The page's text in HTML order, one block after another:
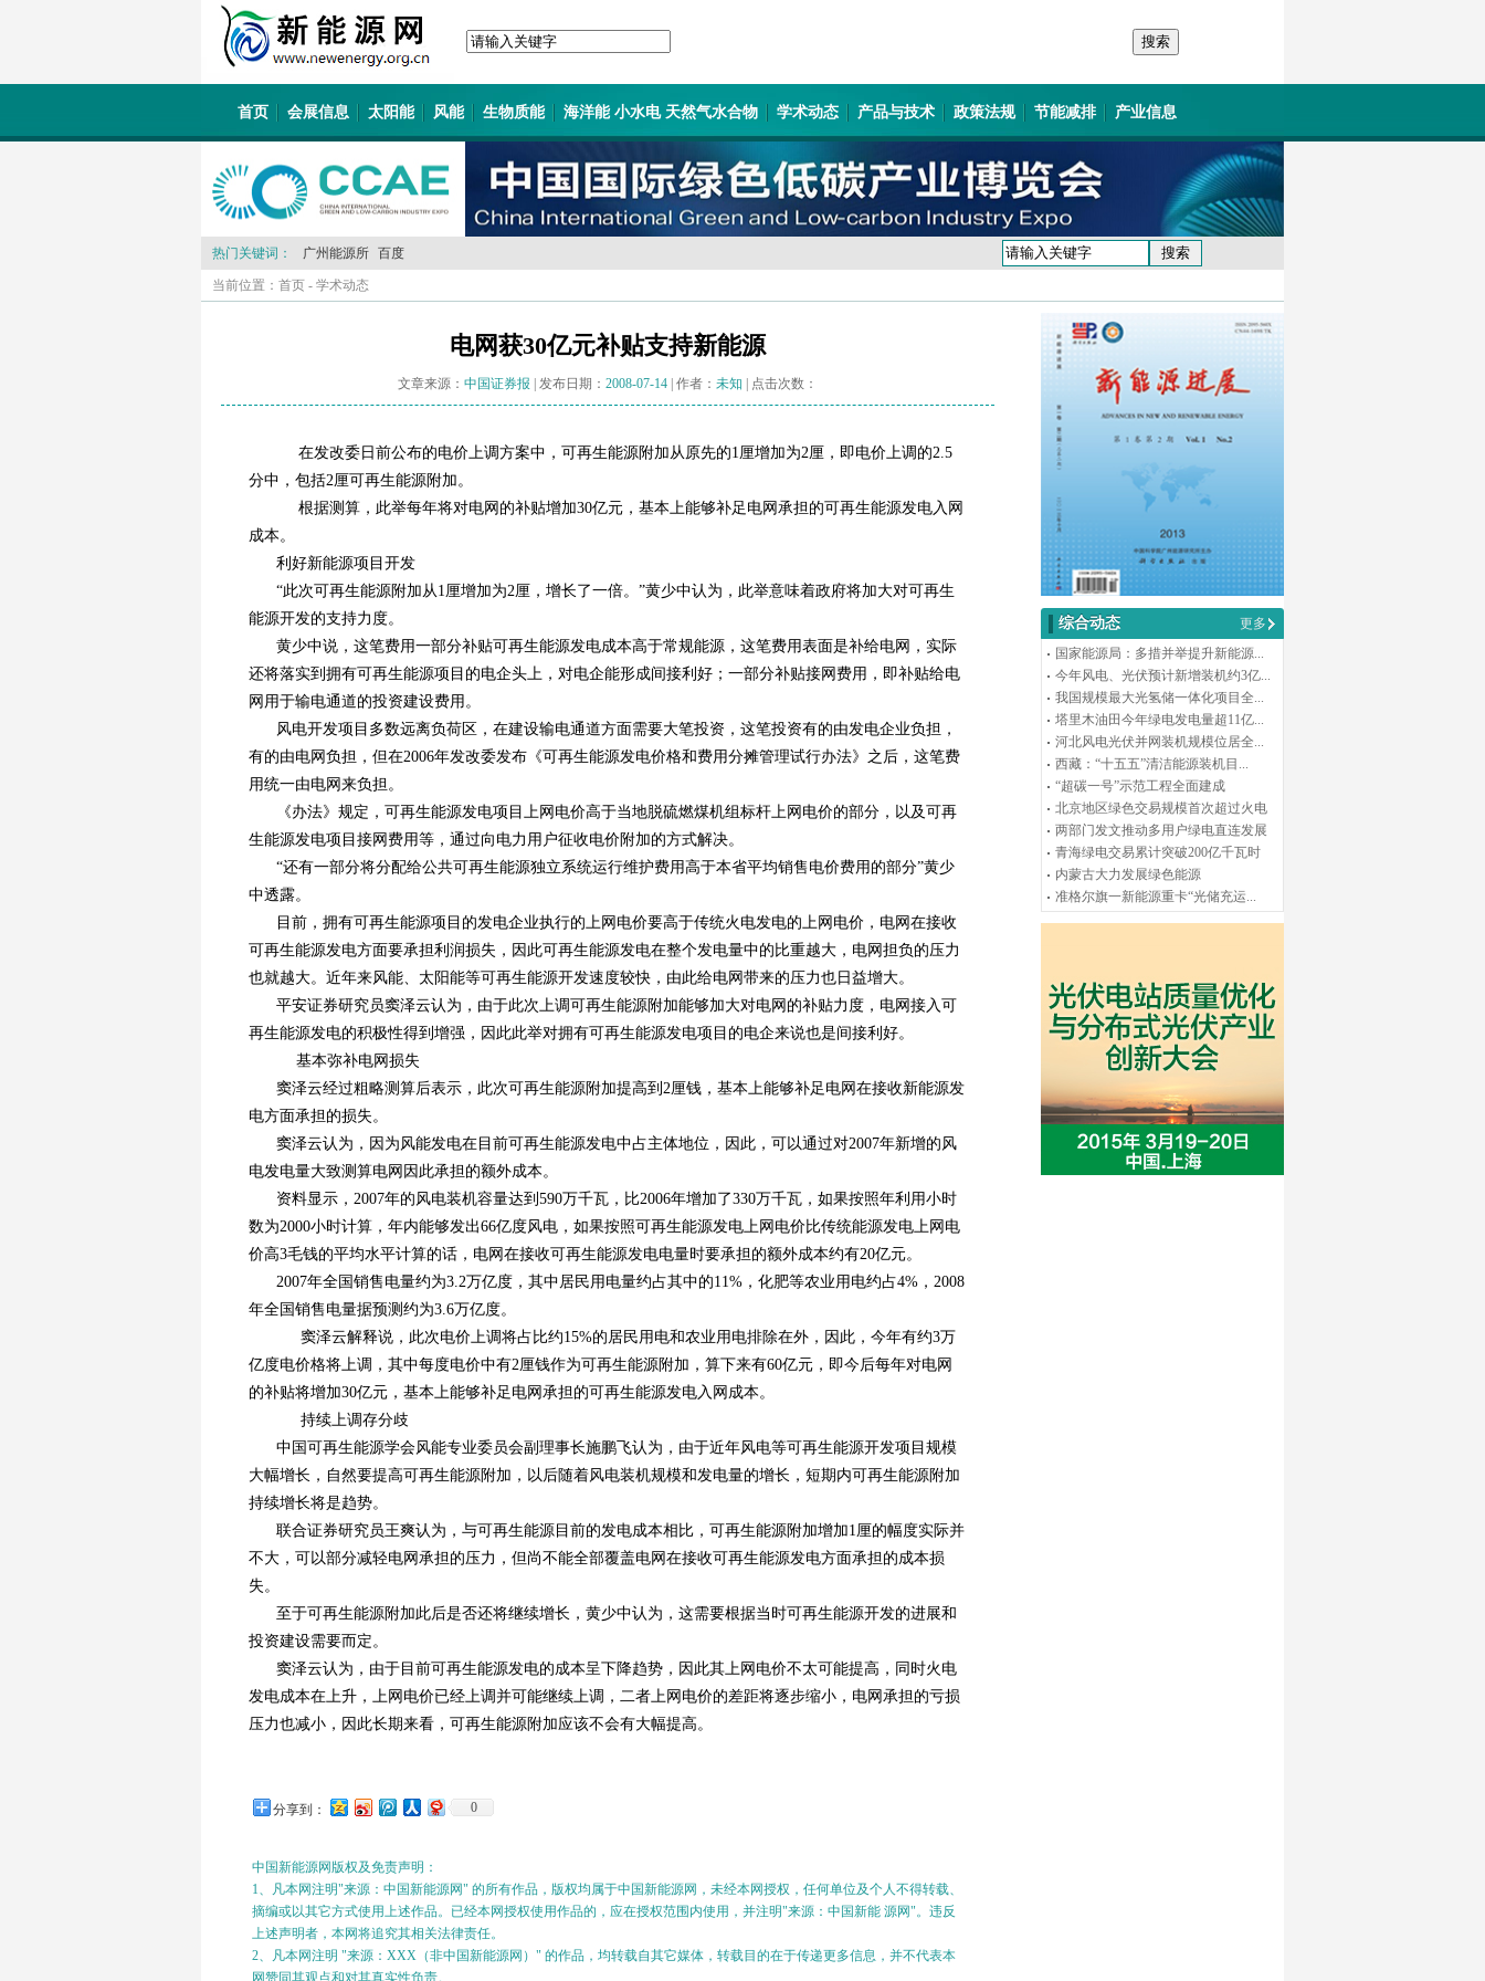
首页 会展信息 太阳能 风能 生物质能 海洋能 小水电 天然气水合物 学术动态 产品与技术 政策法规 节能减排 产业信息
热门关键词： 广州能源所 百度
当前位置： 首页 - 学术动态
电网获30亿元补贴支持新能源
文章来源： 中国证券报 | 发布日期： 2008-07-14 | 作者： 未知 | 点击次数：
在发改委日前公布的电价上调方案中，可再生能源附加从原先的1厘增加为2厘，即电价上调的2.5
分中，包括2厘可再生能源附加。
根据测算，此举每年将对电网的补贴增加30亿元，基本上能够补足电网承担的可再生能源发电入网
成本。
利好新能源项目开发
“此次可再生能源附加从1厘增加为2厘，增长了一倍。”黄少中认为，此举意味着政府将加大对可再生
能源开发的支持力度。
黄少中说，这笔费用一部分补贴可再生能源发电成本高于常规能源，这笔费用表面是补给电网，实际
还将落实到拥有可再生能源项目的电企头上，对电企能形成间接利好；一部分补贴接网费用，即补贴给电
网用于输电通道的投资建设费用。
风电开发项目多数远离负荷区，在建设输电通道方面需要大笔投资，这笔投资有的由发电企业负担，
有的由电网负担，但在2006年发改委发布《可再生能源发电价格和费用分摊管理试行办法》之后，这笔费
用统一由电网来负担。
《办法》规定，可再生能源发电项目上网电价高于当地脱硫燃煤机组标杆上网电价的部分，以及可再
生能源发电项目接网费用等，通过向电力用户征收电价附加的方式解决。
“还有一部分将分配给公共可再生能源独立系统运行维护费用高于本省平均销售电价费用的部分”黄少
中透露。
目前，拥有可再生能源项目的发电企业执行的上网电价要高于传统火电发电的上网电价，电网在接收
可再生能源发电方面要承担利润损失，因此可再生能源发电在整个发电量中的比重越大，电网担负的压力
也就越大。近年来风能、太阳能等可再生能源开发速度较快，由此给电网带来的压力也日益增大。
平安证券研究员窦泽云认为，由于此次上调可再生能源附加能够加大对电网的补贴力度，电网接入可
再生能源发电的积极性得到增强，因此此举对拥有可再生能源发电项目的电企来说也是间接利好。
基本弥补电网损失
窦泽云经过粗略测算后表示，此次可再生能源附加提高到2厘钱，基本上能够补足电网在接收新能源发
电方面承担的损失。
窦泽云认为，因为风能发电在目前可再生能源发电中占主体地位，因此，可以通过对2007年新增的风
电发电量大致测算电网因此承担的额外成本。
资料显示，2007年的风电装机容量达到590万千瓦，比2006年增加了330万千瓦，如果按照年利用小时
数为2000小时计算，年内能够发出66亿度风电，如果按照可再生能源发电上网电价比传统能源发电上网电
价高3毛钱的平均水平计算的话，电网在接收可再生能源发电电量时要承担的额外成本约有20亿元。
2007年全国销售电量约为3.2万亿度，其中居民用电量约占其中的11%，化肥等农业用电约占4%，2008
年全国销售电量据预测约为3.6万亿度。
窦泽云解释说，此次电价上调将占比约15%的居民用电和农业用电排除在外，因此，今年有约3万
亿度电价格将上调，其中每度电价中有2厘钱作为可再生能源附加，算下来有60亿元，即今后每年对电网
的补贴将增加30亿元，基本上能够补足电网承担的可再生能源发电入网成本。
持续上调存分歧
中国可再生能源学会风能专业委员会副理事长施鹏飞认为，由于近年风电等可再生能源开发项目规模
大幅增长，自然要提高可再生能源附加，以后随着风电装机规模和发电量的增长，短期内可再生能源附加
持续增长将是趋势。
联合证券研究员王爽认为，与可再生能源目前的发电成本相比，可再生能源附加增加1厘的幅度实际并
不大，可以部分减轻电网承担的压力，但尚不能全部覆盖电网在接收可再生能源发电方面承担的成本损
失。
至于可再生能源附加此后是否还将继续增长，黄少中认为，这需要根据当时可再生能源开发的进展和
投资建设需要而定。
窦泽云认为，由于目前可再生能源发电的成本呈下降趋势，因此其上网电价不太可能提高，同时火电
发电成本在上升，上网电价已经上调并可能继续上调，二者上网电价的差距将逐步缩小，电网承担的亏损
压力也减小，因此长期来看，可再生能源附加应该不会有大幅提高。
分享到： 0
中国新能源网版权及免责声明：
1、凡本网注明"来源：中国新能源网" 的所有作品，版权均属于中国新能源网，未经本网授权，任何单位及个人不得转载、
摘编或以其它方式使用上述作品。已经本网授权使用作品的，应在授权范围内使用，并注明"来源：中国新能 源网"。违反
上述声明者，本网将追究其相关法律责任。
2、凡本网注明 "来源：XXX（非中国新能源网）" 的作品，均转载自其它媒体，转载目的在于传递更多信息，并不代表本
网赞同其观点和对其真实性负责。
综合动态
更多
国家能源局：多措并举提升新能源...
今年风电、光伏预计新增装机约3亿...
我国规模最大光氢储一体化项目全...
塔里木油田今年绿电发电量超11亿...
河北风电光伏并网装机规模位居全...
西藏：“十五五”清洁能源装机目...
“超碳一号”示范工程全面建成
北京地区绿色交易规模首次超过火电
两部门发文推动多用户绿电直连发展
青海绿电交易累计突破200亿千瓦时
内蒙古大力发展绿色能源
准格尔旗一新能源重卡“光储充运...